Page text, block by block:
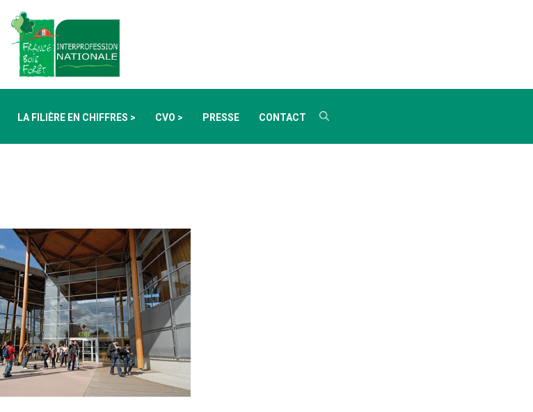
LA FILIÈRE EN CHIFFRES > CVO > PRESSE CONTACT